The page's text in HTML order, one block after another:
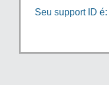
Seu support ID é: